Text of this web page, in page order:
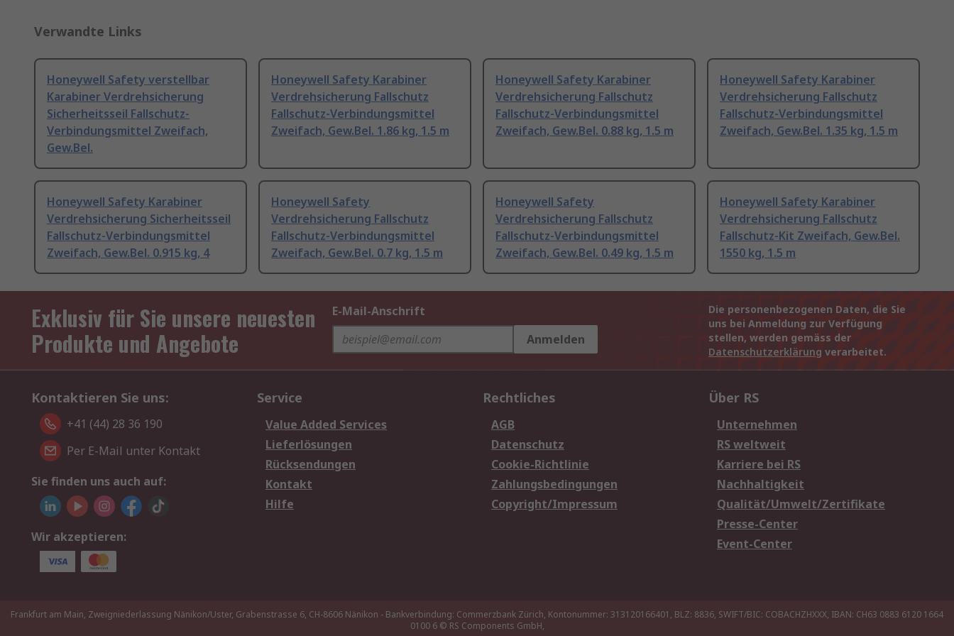
Verwandte Links
Honeywell Safety verstellbar
Karabiner Verdrehsicherung
Sicherheitsseil Fallschutz-
Verbindungsmittel Zweifach,
Gew.Bel.
Honeywell Safety Karabiner
Verdrehsicherung Fallschutz
Fallschutz-Verbindungsmittel
Zweifach, Gew.Bel. 1.86 kg, 1.5 m
Honeywell Safety Karabiner
Verdrehsicherung Fallschutz
Fallschutz-Verbindungsmittel
Zweifach, Gew.Bel. 0.88 kg, 1.5 m
Honeywell Safety Karabiner
Verdrehsicherung Fallschutz
Fallschutz-Verbindungsmittel
Zweifach, Gew.Bel. 1.35 kg, 1.5 m
Honeywell Safety Karabiner
Verdrehsicherung Sicherheitsseil
Fallschutz-Verbindungsmittel
Zweifach, Gew.Bel. 0.915 kg, 4
Honeywell Safety
Verdrehsicherung Fallschutz
Fallschutz-Verbindungsmittel
Zweifach, Gew.Bel. 0.7 kg, 1.5 m
Honeywell Safety
Verdrehsicherung Fallschutz
Fallschutz-Verbindungsmittel
Zweifach, Gew.Bel. 0.49 kg, 1.5 m
Honeywell Safety Karabiner
Verdrehsicherung Fallschutz
Fallschutz-Kit Zweifach, Gew.Bel.
1550 kg, 1.5 m
Exklusiv für Sie unsere neuesten
Produkte und Angebote
E-Mail-Anschrift
Anmelden
Die personenbezogenen Daten, die Sie
uns bei Anmeldung zur Verfügung
stellen, werden gemäss der
Datenschutzerklärung verarbeitet.
Kontaktieren Sie uns:
+41 (44) 28 36 190
Per E-Mail unter Kontakt
Sie finden uns auch auf:
Wir akzeptieren:
Service
Value Added Services
Lieferlösungen
Rücksendungen
Kontakt
Hilfe
Rechtliches
AGB
Datenschutz
Cookie-Richtlinie
Zahlungsbedingungen
Copyright/Impressum
Über RS
Unternehmen
RS weltweit
Karriere bei RS
Nachhaltigkeit
Qualität/Umwelt/Zertifikate
Presse-Center
Event-Center
Frankfurt am Main, Zweigniederlassung Nänikon/Uster, Grabenstrasse 6, CH-8606 Nänikon - Bankverbindung: Commerzbank Zürich, Kontonummer: 313120166401, BLZ: 8836, SWIFT/BIC: COBACHZHXXX, IBAN: CH63 0883 6120 1664
0100 6 © RS Components GmbH,